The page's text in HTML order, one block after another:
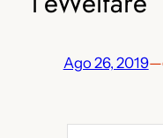
Ago 26, 2019—